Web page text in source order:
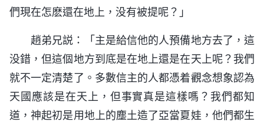
們現在怎麽還在地上，没有被提呢？」
趙弟兄説：「主是給信他的人預備地方去了，這
没錯，但這個地方到底是在地上還是在天上呢？我們
就不一定清楚了。多數信主的人都憑着觀念想象認為
天國應該是在天上，但事實真是這樣嗎？我們都知
道，神起初是用地上的塵土造了亞當夏娃，他們都生